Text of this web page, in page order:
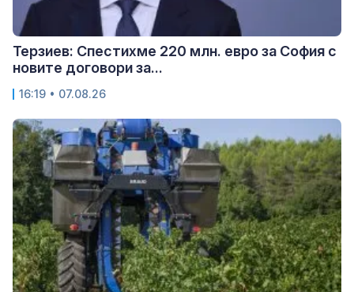
Терзиев: Спестихме 220 млн. евро за София с
новите договори за...
16:19 • 07.08.26